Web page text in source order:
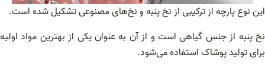
این نوع پارچه از ترکیبی از نخ پنبه و نخ‌های مصنوعی تشکیل شده است.
نخ پنبه از جنس گیاهی است و از آن به عنوان یکی از بهترین مواد اولیه
برای تولید پوشاک استفاده می‌شود.